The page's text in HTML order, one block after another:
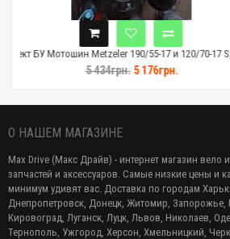
55-17 и 120/70-17 Sportec TL Комлект
О НАШЕМ МАГАЗИНЕ
Max Drive (Макс Драйв) - интернет магазин вело
запчастей и аксессуаров. Самые низкие цены и
минимум удивят вас. Доставка по городам
Днепропетровск, Донецк, Житомир, Запорожье,
Кировоград, Луганск, Луцк, Львов, Николаев,
Тернополь, Ужгород, Херсон, Хмельницкий,